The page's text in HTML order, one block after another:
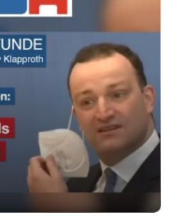
verkommt zur Vermittlung
und Verhaltensweisen zu
UC7lPnoYBmEGuGC9l4
idaheidelberg) IBAN:
73 BIC: GENODE61HD1